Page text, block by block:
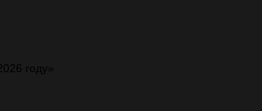
году»